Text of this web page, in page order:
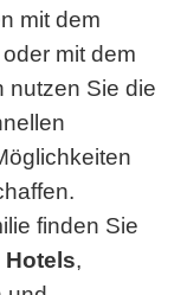
mit dem
mit dem
nutzen Sie die
finden Sie
Hotels,